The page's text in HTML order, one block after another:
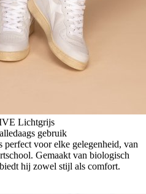
Lichtgrijs
gebruik
voor elke gelegenheid, van
Gemaakt van biologisch
hij zowel stijl als comfort.